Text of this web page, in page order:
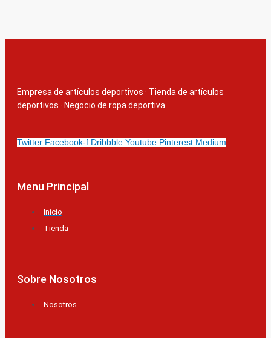
Empresa de artículos deportivos · Tienda de artículos
deportivos · Negocio de ropa deportiva
Twitter Facebook-f Dribbble Youtube Pinterest Medium
Menu Principal
Inicio
Tienda
Sobre Nosotros
Nosotros